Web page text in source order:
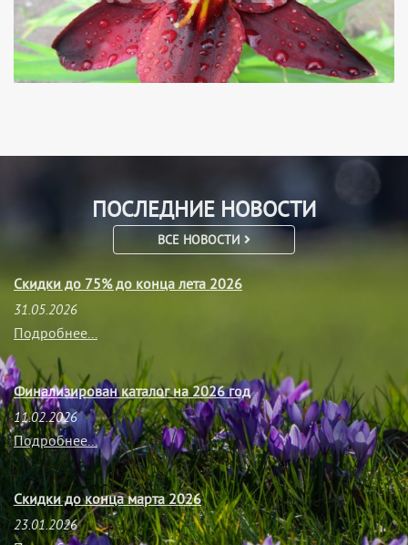
ПОСЛЕДНИЕ НОВОСТИ
ВСЕ НОВОСТИ
Скидки до 75% до конца лета 2026
31.05.2026
Подробнее...
Финализирован каталог на 2026 год
11.02.2026
Подробнее...
Скидки до конца марта 2026
23.01.2026